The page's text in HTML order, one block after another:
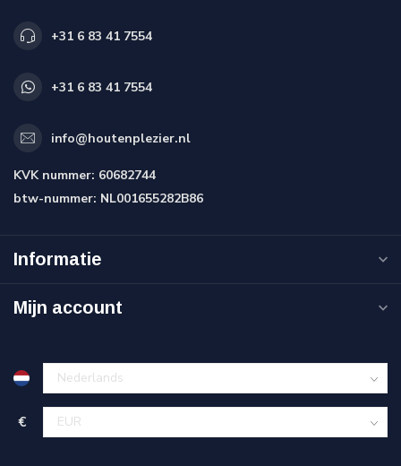
+31 6 83 41 7554
+31 6 83 41 7554
info@houtenplezier.nl
KVK nummer: 60682744
btw-nummer: NL001655282B86
Informatie
Mijn account
€